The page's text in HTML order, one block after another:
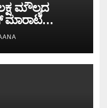
ಮೌಲ್ಯದ
ಮಾರಾಟ